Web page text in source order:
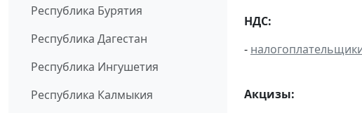
Республика Бурятия
Республика Дагестан
Республика Ингушетия
Республика Калмыкия
НДС:
-
Акцизы: